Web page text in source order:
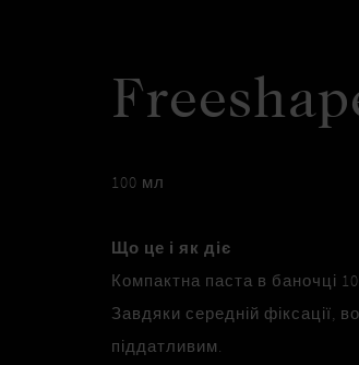
100 мл
Що це і як діє
Компактна паста в баночці
Завдяки середній фіксації,
піддатливим.